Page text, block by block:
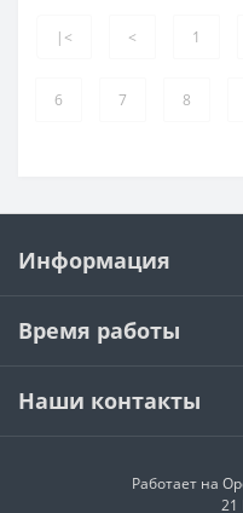
|< < 1
6 7 8
Информация
Время работы
Наши контакты
Работает на
21